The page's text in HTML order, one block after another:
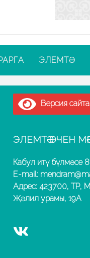
ЭЛЕМТӘ
Версия
ЭЛЕМТӘ ӨЧЕН
Кабул итү бүлмәсе
E-mail:
Адрес: 423700, ТР,
Җәлил урамы, 19А